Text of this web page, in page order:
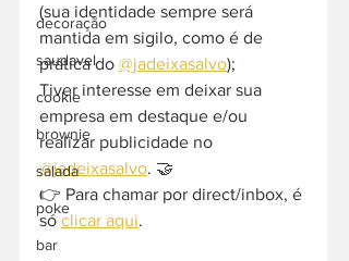
decoração
saudavel
cookie
brownie
salada
poke
bar
(sua identidade sempre será
mantida em sigilo, como é de
prática do @jadeixasalvo);
Tiver interesse em deixar sua
empresa em destaque e/ou
realizar publicidade no
@jadeixasalvo. 🤝
👉 Para chamar por direct/inbox, é
só clicar aqui.